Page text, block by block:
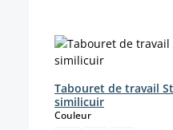
Tabouret de travail
similicuir
Couleurselect